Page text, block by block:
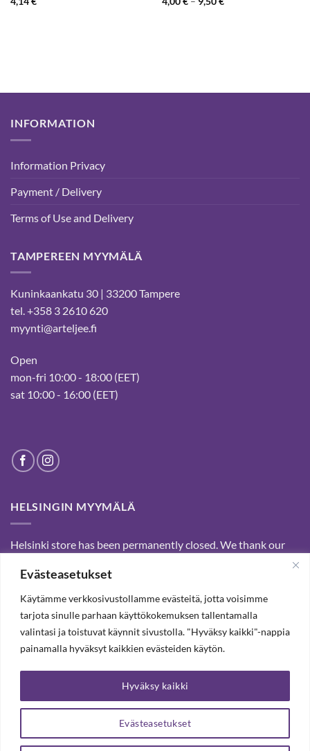
Evästeasetukset
Käytämme verkkosivustollamme evästeitä, jotta voisimme
tarjota sinulle parhaan käyttökokemuksen tallentamalla
valintasi ja toistuvat käynnit sivustolla. "Hyväksy kaikki"-nappia
painamalla hyväksyt kaikkien evästeiden käytön.
Evästeasetukset
Hyväksy kaikki
INFORMATION
Information Privacy
Payment / Delivery
Terms of Use and Delivery
TAMPEREEN MYYMÄLÄ
Kuninkaankatu 30 | 33200 Tampere
tel. +358 3 2610 620
myynti@arteljee.fi
Open
mon-fri 10:00 - 18:00 (EET)
sat 10:00 - 16:00 (EET)
HELSINGIN MYYMÄLÄ
Helsinki store has been permanently closed. We thank our
customers for passed years and welcome you to our Tampere
shop and webstore.
SUBSCRIBE OUR NEWSLETTER TO RECEIVE 20%
DISCOUNT.
SUBSCRIBE OUR NEWSLETTER